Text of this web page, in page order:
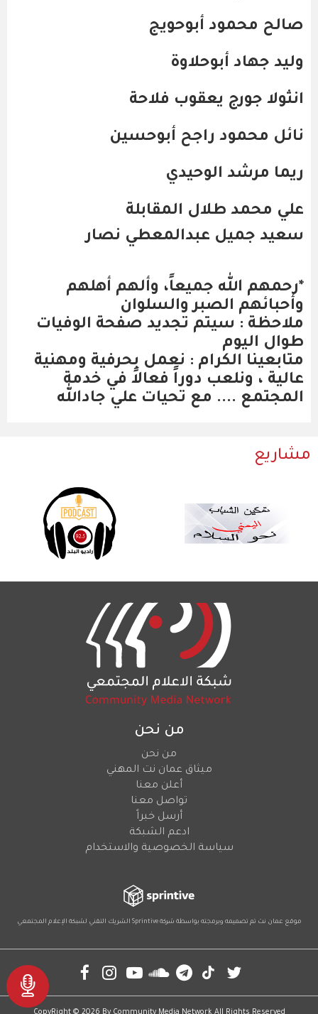
صالح محمود أبوحويج
وليد جهاد أبوحلاوة
انثولا جورج يعقوب فلاحة
نائل محمود راجح أبوحسين
ريما مرشد الوحيدي
علي محمد طلال المقابلة
سعيد جميل عبدالمعطي نصار
*رحمهم الله جميعاً، وألهم أهلهم
وأحبائهم الصبر والسلوان
ملاحظة : سيتم تجديد صفحة الوفيات
طوال اليوم
متابعينا الكرام : نعمل بحرفية ومهنية
عالية ، ونلعب دوراً فعالاً في خدمة
المجتمع .... مع تحيات علي جادالله
مشاريع
من نحن
من نحن
ميثاق عمان نت المهني
أعلن معنا
تواصل معنا
أرسل خبراً
ادعم الشبكة
سياسة الخصوصية والاستخدام
موقع عمان نت تم تصميمه وبرمجته بواسطة شركةSprintive الشريك التقني لشبكة الإعلام المجتمعي